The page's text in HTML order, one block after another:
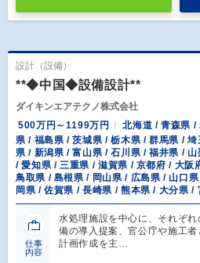
設計（設備）
**◆中国◆設備設計**
ダイキンエアテクノ株式会社
500万円～1199万円
北海道 / 青森県 /
県 / 福島県 / 茨城県 / 栃木県 / 群馬県 /
県 / 新潟県 / 富山県 / 石川県 / 福井県 /
/ 愛知県 / 三重県 / 滋賀県 / 京都府 / 大阪
鳥取県 / 島根県 / 岡山県 / 広島県 / 山口
岡県 / 佐賀県 / 長崎県 / 熊本県 / 大分県 /
仕事
内容
水処理施設を中心に、それぞ
備の導入提案、官公庁や施工
計画作成を主…